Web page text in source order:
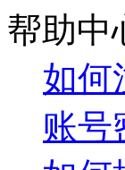
帮助中
如何
账号